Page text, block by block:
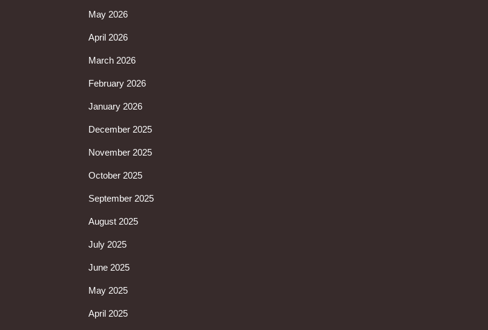
May 2026
April 2026
March 2026
February 2026
January 2026
December 2025
November 2025
October 2025
September 2025
August 2025
July 2025
June 2025
May 2025
April 2025